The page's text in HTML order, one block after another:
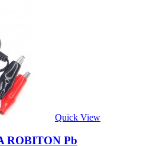
Quick View
ROBITON Pb